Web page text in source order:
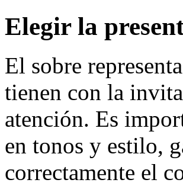
Elegir la
El sobre
tienen con la
atención. Es
en tonos y estilo,
correctamente el